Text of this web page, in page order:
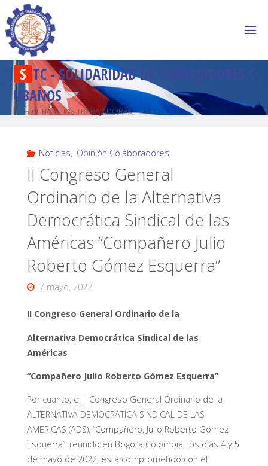
S TC-SOLIDARIDADD R A BAJADORES C
U BANOS
POR CUBA Y LOS TRABAJADORES
Noticias, Opinión Colaboradores
II Congreso General
Ordinario de la Alternativa
Democrática Sindical de las
Américas “Compañero Julio
Roberto Gómez Esquerra”
7 mayo, 2022
II Congreso General Ordinario de la
Alternativa Democrática Sindical de las
Américas
“Compañero Julio Roberto Gómez Esquerra”
Por cuanto, el II Congreso General Ordinario de la
ALTERNATIVA DEMOCRATICA SINDICAL DE LAS
AMERICAS (ADS), “Compañero, Julio Roberto Gómez
Esquerra”, reunido en Bogotá Colombia, los días 4 y 5
de mayo de 2022, está comprometido con el